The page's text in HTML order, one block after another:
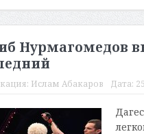
Нурмагомедов
Ислам Абакаров Дата: